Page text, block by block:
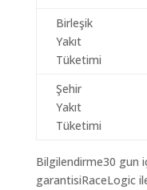
Birleşik
Yakıt
Tüketimi
Şehir
Yakıt
Tüketimi
Bilgilendirme30 gun
garantisiRaceLogic